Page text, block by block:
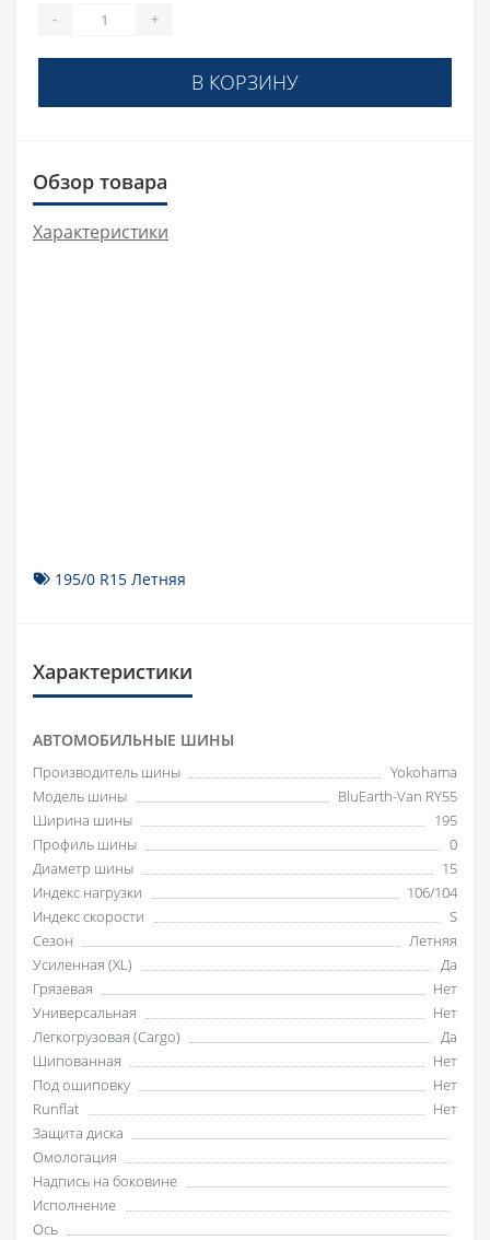
- +
В КОРЗИНУ
Обзор товара
Характеристики
195/0 R15 Летняя
Характеристики
АВТОМОБИЛЬНЫЕ ШИНЫ
Производитель шины
Yokohama
Модель шины
BluEarth-Van RY55
Ширина шины
195
Профиль шины
0
Диаметр шины
15
Индекс нагрузки
106/104
Индекс скорости
S
Сезон
Летняя
Усиленная (XL)
Да
Грязевая
Нет
Универсальная
Нет
Легкогрузовая (Cargo)
Да
Шипованная
Нет
Под ошиповку
Нет
Runflat
Нет
Защита диска
Омологация
Надпись на боковине
Исполнение
Ось